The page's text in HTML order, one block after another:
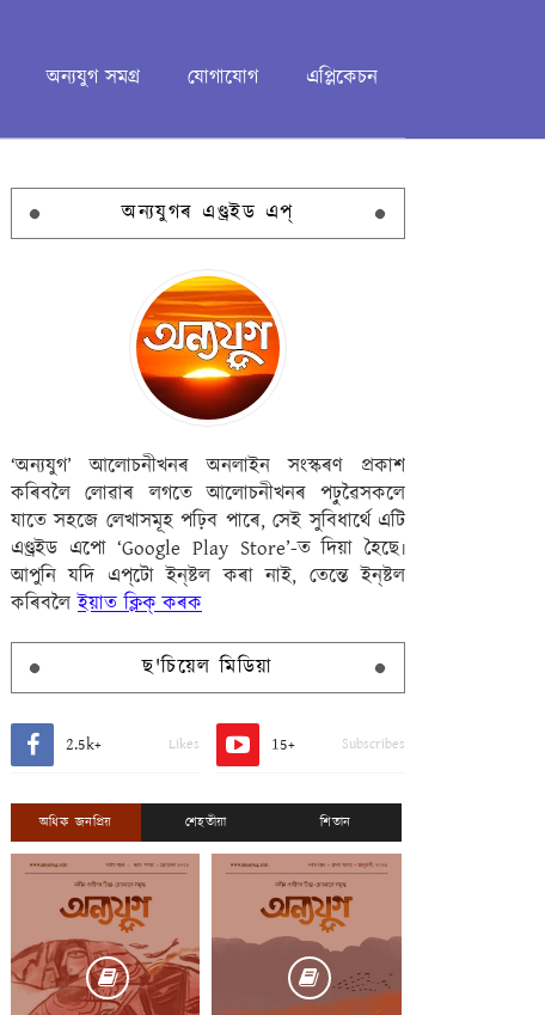
অন্যযুগ সমগ্ৰ যোগাযোগ এপ্লিকেচন
অন্যযুগৰ এণ্ড্ৰইড এপ্
‘অন্যযুগ’ আলোচনীখনৰ অনলাইন সংস্কৰণ প্ৰকাশ
কৰিবলৈ লোৱাৰ লগতে আলোচনীখনৰ পঢ়ুৱৈসকলে
যাতে সহজে লেখাসমূহ পঢ়িব পাৰে, সেই সুবিধাৰ্থে এটি
এণ্ড্ৰইড এপো ‘Google Play Store’-ত দিয়া হৈছে৷
আপুনি যদি এপ্‌টো ইন্‌ষ্টল কৰা নাই, তেন্তে ইন্‌ষ্টল
কৰিবলৈইয়াত ক্লিক্ কৰক
ছ'চিয়েল মিডিয়া
2.5k+ Likes 15+ Subscribes
অধিক জনপ্ৰিয় শেহতীয়া শিতান